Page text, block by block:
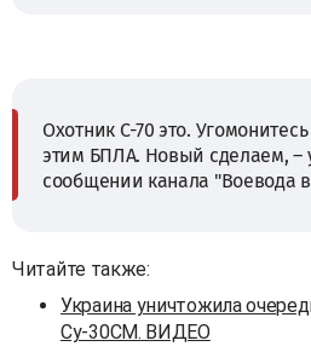
Охотник С-70 это.
этим БПЛА. Новый сделаем, –
сообщении канала "Воевода
Читайте также:
Украина уничтожила
Су-30СМ. ВИДЕО